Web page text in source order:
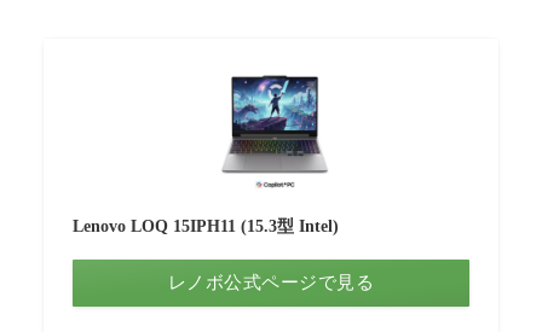
Lenovo LOQ 15IPH11 (15.3型 Intel)
レノボ公式ページで見る